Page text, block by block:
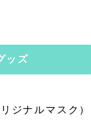
ッズ
ジナルマスク）